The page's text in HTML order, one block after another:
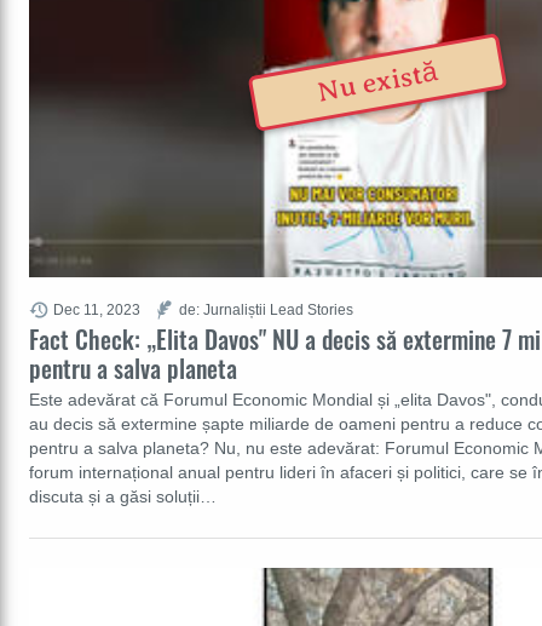
Fact Check: „Elita Davos" NU a decis să extermine 7
pentru a salva planeta
Este adevărat că Forumul Economic Mondial și „elita Davos",
au decis să extermine șapte miliarde de oameni pentru a reduce
pentru a salva planeta? Nu, nu este adevărat: Forumul Economic
forum internațional anual pentru lideri în afaceri și politici, care se
discuta și a găsi soluții…
Dec 11, 2023 de: Jurnaliștii Lead Stories
Nu există